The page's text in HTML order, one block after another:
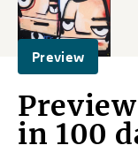
Preview
in 100